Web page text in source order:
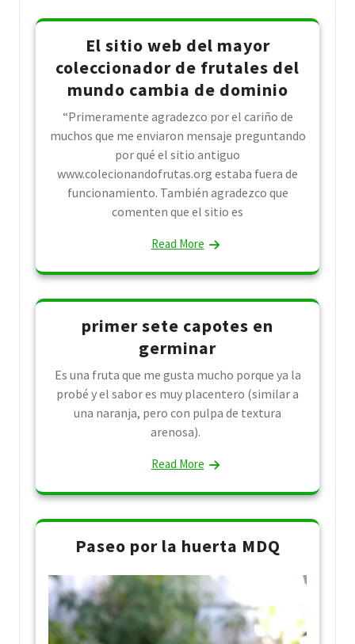
El sitio web del mayor
coleccionador de frutales del
mundo cambia de dominio
“Primeramente agradezco por el cariño de
muchos que me enviaron mensaje preguntando
por qué el sitio antiguo
www.colecionandofrutas.org estaba fuera de
funcionamiento. También agradezco que
comenten que el sitio es
Read More
primer sete capotes en
germinar
Es una fruta que me gusta mucho porque ya la
probé y el sabor es muy placentero (similar a
una naranja, pero con pulpa de textura
arenosa).
Read More
Paseo por la huerta MDQ